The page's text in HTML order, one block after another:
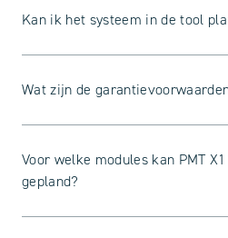
Kan ik het systeem in de tool
Wat zijn de
Voor welke modules kan PMT
gepland?